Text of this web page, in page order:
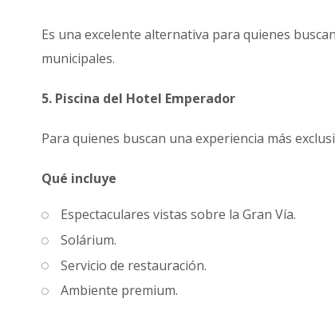
Es una excelente alternativa para quienes
municipales.
5. Piscina del Hotel Emperador
Para quienes buscan una experiencia más
Qué incluye
Espectaculares vistas sobre la Gran Vía.
Solárium.
Servicio de restauración.
Ambiente premium.